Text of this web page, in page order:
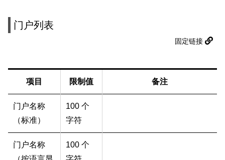
门户列表
固定链接
项目 限制值 备注
门户名称
（标准）
100 个
字符
门户名称
100 个